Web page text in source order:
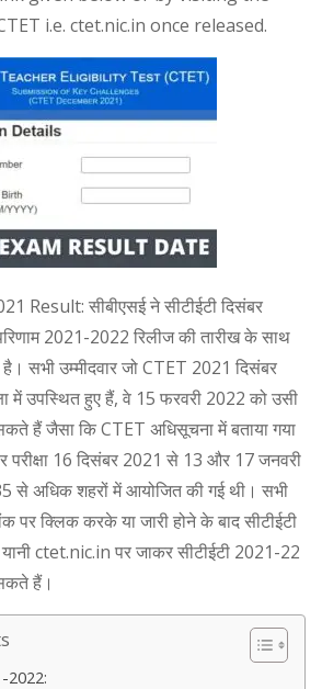
i.e. ctet.nic.in once released.
Result: सीबीएसई ने सीटीईटी दिसंबर
2021-2022 रिलीज की तारीख के साथ
है। सभी उम्मीदवार जो CTET 2021 दिसंबर
में उपस्थित हुए हैं, वे 15 फरवरी 2022 को उसी
हैं जैसा कि CTET अधिसूचना में बताया गया
16 दिसंबर 2021 से 13 और 17 जनवरी
से अधिक शहरों में आयोजित की गई थी। सभी
पर क्लिक करके या जारी होने के बाद सीटीईटी
ctet.nic.in पर जाकर सीटीईटी 2021-22
हैं।
2022: